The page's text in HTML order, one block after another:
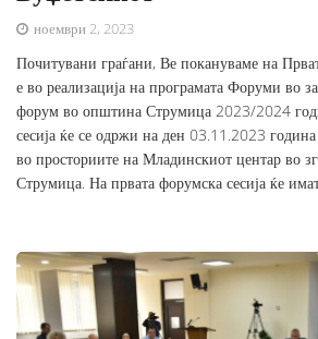
ноември 2, 2023
Почитувани граѓани, Ве покануваме на
е во реализација на програмата Форуми во
форум во општина Струмица 2023/2024
сесија ќе се одржи на ден 03.11.2023
во просториите на Младинскиот центар во
Струмица. На првата форумска сесија ќе